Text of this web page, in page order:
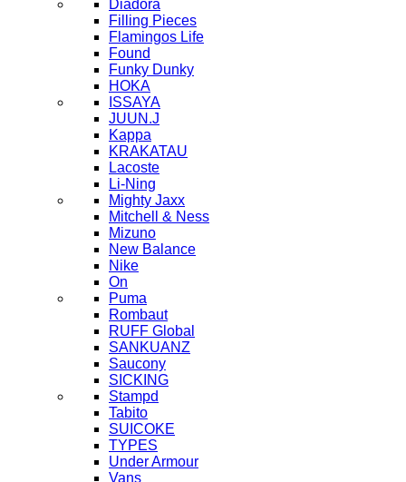
Diadora
Filling Pieces
Flamingos Life
Found
Funky Dunky
HOKA
ISSAYA
JUUN.J
Kappa
KRAKATAU
Lacoste
Li-Ning
Mighty Jaxx
Mitchell & Ness
Mizuno
New Balance
Nike
On
Puma
Rombaut
RUFF Global
SANKUANZ
Saucony
SICKING
Stampd
Tabito
SUICOKE
TYPES
Under Armour
Vans